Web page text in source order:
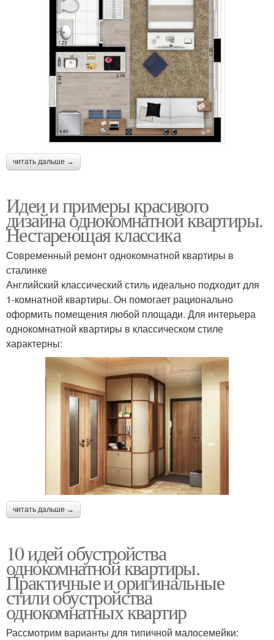
читать дальше →
Идеи и примеры красивого
дизайна однокомнатной квартиры.
Нестареющая классика
Современный ремонт однокомнатной квартиры в
сталинке
Английский классический стиль идеально подходит для
1-комнатной квартиры. Он помогает рационально
оформить помещения любой площади. Для интерьера
однокомнатной квартиры в классическом стиле
характерны:
читать дальше →
10 идей обустройства
однокомнатной квартиры.
Практичные и оригинальные
стили обустройства
однокомнатных квартир
Рассмотрим варианты для типичной малосемейки: